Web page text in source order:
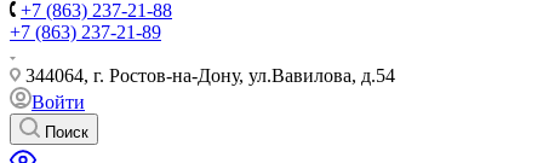
+7 (863) 237-21-88
+7 (863) 237-21-89
344064, г. Ростов-на-Дону, ул.Вавилова, д.54
Войти
Поиск